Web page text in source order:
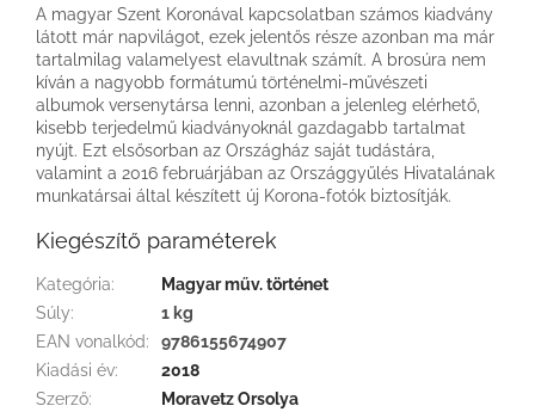
A magyar Szent Koronával kapcsolatban számos kiadvány
látott már napvilágot, ezek jelentős része azonban ma már
tartalmilag valamelyest elavultnak számít. A brosúra nem
kíván a nagyobb formátumú történelmi-művészeti
albumok versenytársa lenni, azonban a jelenleg elérhető,
kisebb terjedelmű kiadványoknál gazdagabb tartalmat
nyújt. Ezt elsősorban az Országház saját tudástára,
valamint a 2016 februárjában az Országgyűlés Hivatalának
munkatársai által készített új Korona-fotók biztosítják.
Kiegészítő paraméterek
Kategória:
Magyar műv. történet
Súly:
1 kg
EAN vonalkód:
9786155674907
Kiadási év:
2018
Szerző:
Moravetz Orsolya